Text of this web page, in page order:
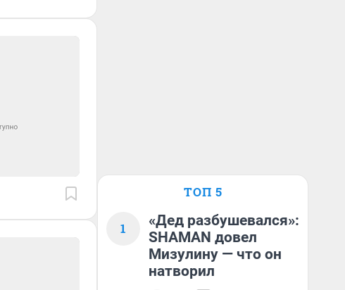
ТОП 5
1
«Дед разбушевался»:
SHAMAN довел
Мизулину — что он
натворил